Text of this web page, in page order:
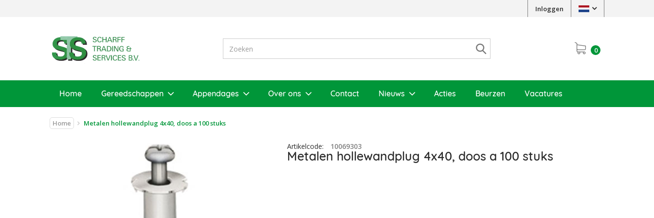
Inloggen
0
Home Gereedschappen Appendages Over ons Contact Nieuws Acties Beurzen Vacatures
Home Metalen hollewandplug 4x40, doos a 100 stuks
Artikelcode: 10069303
Metalen hollewandplug 4x40, doos a 100 stuks